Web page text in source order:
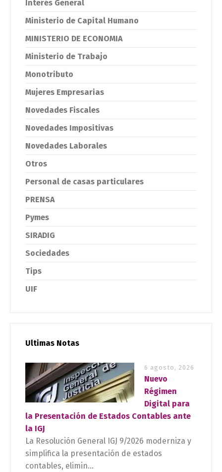
Interés General
Ministerio de Capital Humano
MINISTERIO DE ECONOMIA
Ministerio de Trabajo
Monotributo
Mujeres Empresarias
Novedades Fiscales
Novedades Impositivas
Novedades Laborales
Otros
Personal de casas particulares
PRENSA
Pymes
SIRADIG
Sociedades
Tips
UIF
Ultimas Notas
6 agosto, 2026
Nuevo
Régimen
Digital para
la Presentación de Estados Contables ante
la IGJ
La Resolución General IGJ 9/2026 moderniza y
simplifica la presentación de estados
contables, elimin...